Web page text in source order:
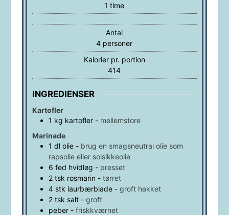
1 time
time
Antal
4 personer
Kalorier pr. portion
414
INGREDIENSER
Kartofler
1 kg kartofler- mellemstore
Marinade
1 dl olie- brug en smagsneutral olie som
rapsolie eller solsikkeolie
6 fed hvidløg - presset
2 tsk rosmarin- tørret
4 stk laurbærblade- groft hakket
2 tsk salt- groft
peber- friskkværnet